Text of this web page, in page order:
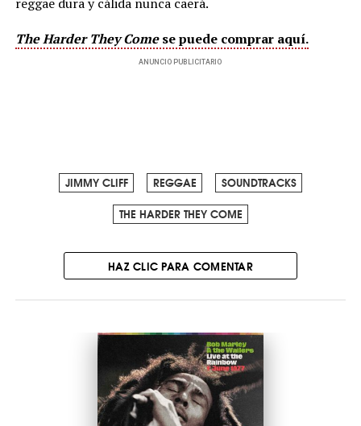
The Harder They Comese puede comprar aquí.
ANUNCIO PUBLICITARIO
JIMMY CLIFF REGGAE
SOUNDTRACKS
THE HARDER THEY COME
HAZ CLIC PARA COMENTAR